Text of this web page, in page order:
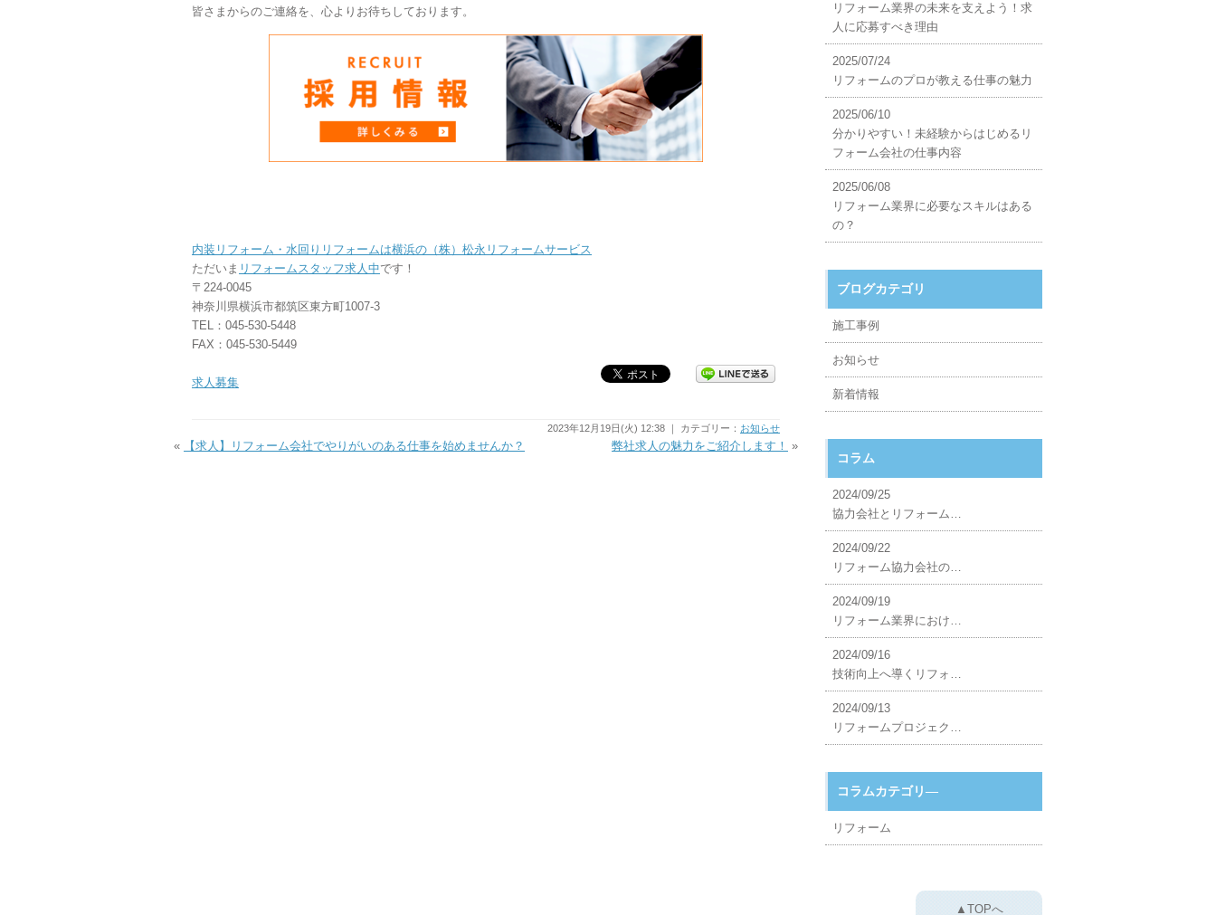
皆さまからのご連絡を、心よりお待ちしております。
内装リフォーム・水回りリフォームは横浜の（株）松永リフォームサービス
ただいま リフォームスタッフ求人中です！
〒224-0045
神奈川県横浜市都筑区東方町1007-3
TEL：045-530-5448
FAX：045-530-5449
求人募集
2023年12月19日(火) 12:38 ｜ カテゴリー： お知らせ
« 【求人】リフォーム会社でやりがいのある仕事を始めませんか？ 弊社求人の魅力をご紹介します！ »
リフォーム業界の未来を支えよう！求
人に応募すべき理由
2025/07/24
リフォームのプロが教える仕事の魅力
2025/06/10
分かりやすい！未経験からはじめるリ
フォーム会社の仕事内容
2025/06/08
リフォーム業界に必要なスキルはある
の？
ブログカテゴリ
施工事例
お知らせ
新着情報
コラム
2024/09/25
協力会社とリフォーム…
2024/09/22
リフォーム協力会社の…
2024/09/19
リフォーム業界におけ…
2024/09/16
技術向上へ導くリフォ…
2024/09/13
リフォームプロジェク…
コラムカテゴリ―
リフォーム
▲TOPへ